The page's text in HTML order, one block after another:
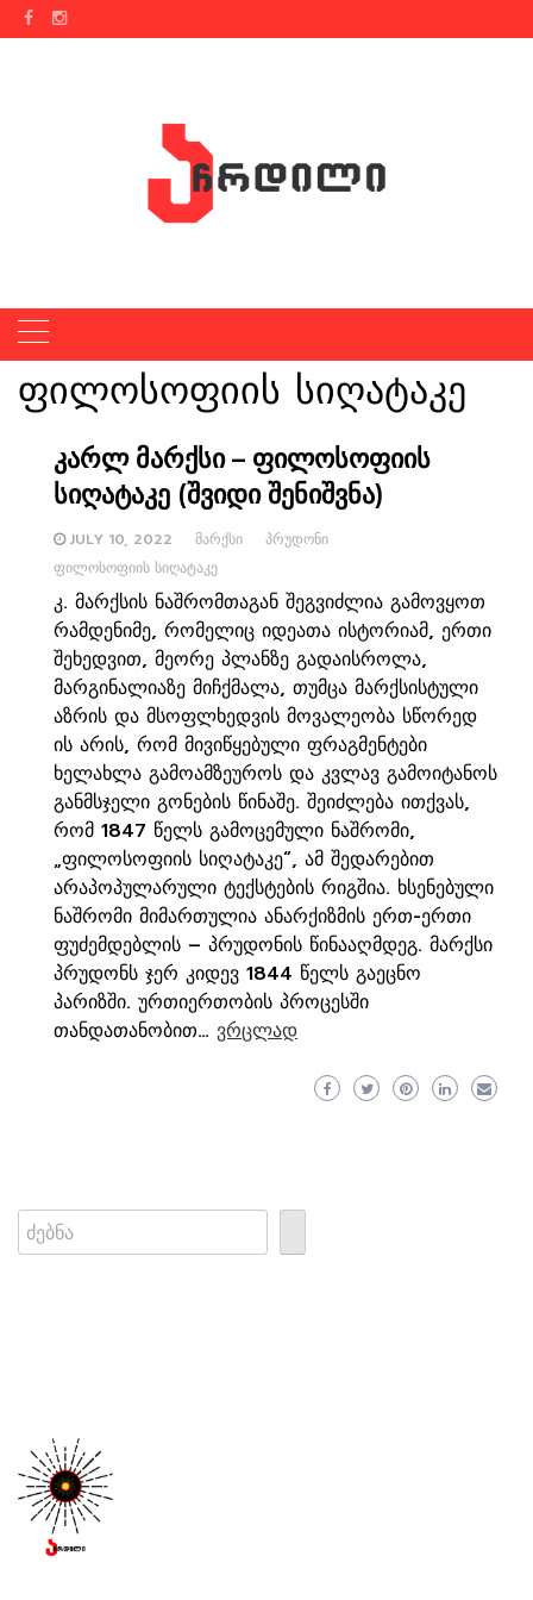
Skip
to
ფილოსოფიის სიღატაკე
კარლ მარქსი – ფილოსოფიის
სიღატაკე (შვიდი შენიშვნა)
JULY 10, 2022 ᲛᲐᲠᲥᲡᲘ
ᲞᲠᲣᲓᲝᲜᲘ
ᲤᲘᲚᲝᲡᲝᲤᲘᲘᲡ ᲡᲘᲦᲐᲢᲐᲙᲔ
კ. მარქსის ნაშრომთაგან შეგვიძლია გამოვყოთ
რამდენიმე, რომელიც იდეათა ისტორიამ, ერთი
შეხედვით, მეორე პლანზე გადაისროლა,
მარგინალიაზე მიჩქმალა, თუმცა მარქსისტული
აზრის და მსოფლხედვის მოვალეობა სწორედ
ის არის, რომ მივიწყებული ფრაგმენტები
ხელახლა გამოამზეუროს და კვლავ გამოიტანოს
განმსჯელი გონების წინაშე. შეიძლება ითქვას,
რომ 1847 წელს გამოცემული ნაშრომი,
„ფილოსოფიის სიღატაკე“, ამ შედარებით
არაპოპულარული ტექსტების რიგშია. ხსენებული
ნაშრომი მიმართულია ანარქიზმის ერთ-ერთი
ფუძემდებლის – პრუდონის წინააღმდეგ. მარქსი
პრუდონს ჯერ კიდევ 1844 წელს გაეცნო
პარიზში. ურთიერთობის პროცესში
თანდათანობით… ვრცლად
Search